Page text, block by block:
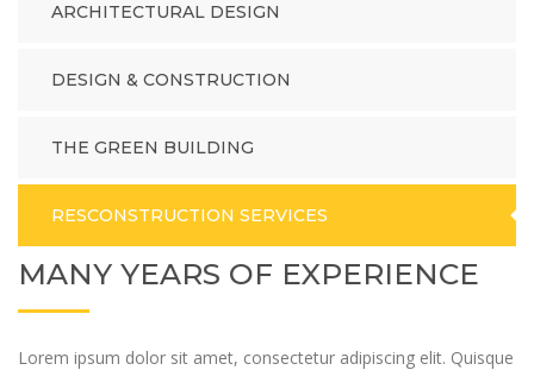
ARCHITECTURAL DESIGN
DESIGN & CONSTRUCTION
THE GREEN BUILDING
RESCONSTRUCTION SERVICES
MANY YEARS OF EXPERIENCE
Lorem ipsum dolor sit amet, consectetur adipiscing elit. Quisque